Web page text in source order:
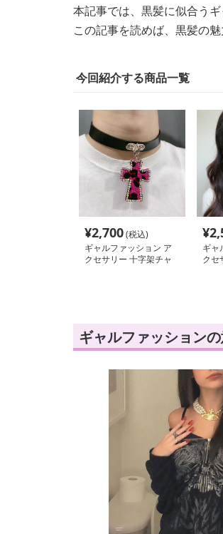
本記事では、黒髪に似合う
この記事を読めば、黒髪の
今回紹介する商品一覧
¥2,700(税込)
ギャルファッション ア
クセサリー 十字架チャ
¥
ギャ
クセ
ギャルファッション